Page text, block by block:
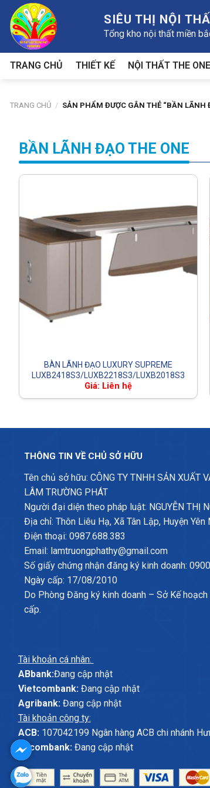
Skip
content
SIÊU THỊ NỘI
Tổng kho nội thất miền
TRANG CHỦ THIẾT KẾ NỘI THẤT THE ONE
TRANG CHỦ / SẢN PHẨM ĐƯỢC GẮN THẺ “BẦN LÃNH
BẦN LÃNH ĐẠO THE ONE
BÀN LÃNH ĐẠO LUXURY SUPREME
LUXB2418S3/LUXB2218S3/LUXB2018S3
Giá: Liên hệ
THÔNG TIN VỀ CHỦ SỞ HỮU
Tên chủ sở hữu: CÔNG TY TNHH SẢN XUẤT
LÂM TRƯỜNG PHÁT
Người đại diện theo pháp luật: NGUYỄN THỊ
Địa chỉ: Thôn Liêu Hạ, Xã Tân Lập, Huyện
Điện thoại: 0987.688.383
Email: lamtruongphathy@gmail.com
Số giấy chứng nhận đăng ký kinh doanh:
Ngày cấp: 17/08/2010
Do Phòng Đăng ký kinh doanh – Sở Kế
cấp.
Tài khoản cá nhân:
ABbank:Đang cập nhật
Vietcombank:Đang cập nhật
Agribank:Đang cập nhật
Tài khoản công ty:
ACB:107042199 Ngân hàng ACB chi nhánh
Sacombank:Đang cập nhật